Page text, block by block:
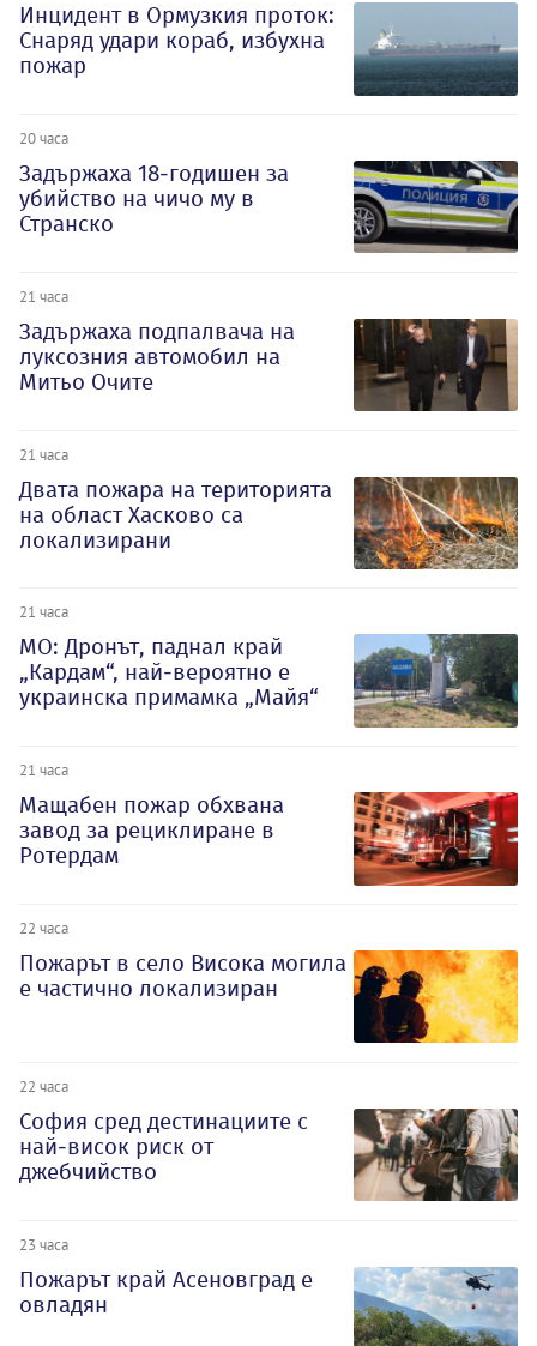
Инцидент в Ормузкия проток:
Снаряд удари кораб, избухна
пожар
20 часа
Задържаха 18-годишен за
убийство на чичо му в
Странско
21 часа
Задържаха подпалвача на
луксозния автомобил на
Митьо Очите
21 часа
Двата пожара на територията
на област Хасково са
локализирани
21 часа
МО: Дронът, паднал край
„Кардам“, най-вероятно е
украинска примамка „Майя“
21 часа
Мащабен пожар обхвана
завод за рециклиране в
Ротердам
22 часа
Пожарът в село Висока могила
е частично локализиран
22 часа
София сред дестинациите с
най-висок риск от
джебчийство
23 часа
Пожарът край Асеновград е
овладян